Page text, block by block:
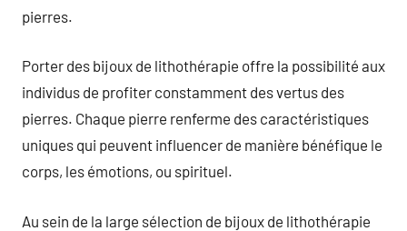
pierres.
Porter des bijoux de lithothérapie offre la possibilité aux
individus de profiter constamment des vertus des
pierres. Chaque pierre renferme des caractéristiques
uniques qui peuvent influencer de manière bénéfique le
corps, les émotions, ou spirituel.
Au sein de la large sélection de bijoux de lithothérapie